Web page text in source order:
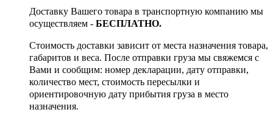
Доставку Вашего товара в транспортную компанию мы
осуществляем - БЕСПЛАТНО.
Стоимость доставки зависит от места назначения товара,
габаритов и веса. После отправки груза мы свяжемся с
Вами и сообщим: номер декларации, дату отправки,
количество мест, стоимость пересылки и
ориентировочную дату прибытия груза в место
назначения.